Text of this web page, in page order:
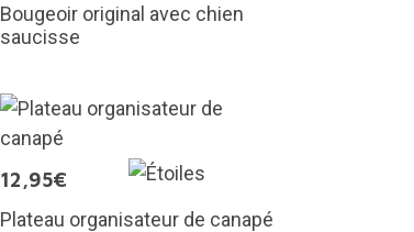
Bougeoir original avec chien
saucisse
12,95€
Plateau organisateur de canapé